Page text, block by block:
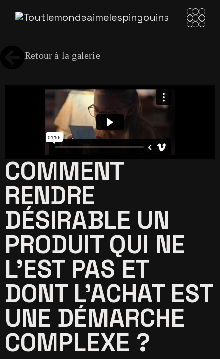
Retour à la galerie
COMMENT
RENDRE
DÉSIRABLE UN
PRODUIT QUI NE
L'EST PAS ET
DONT L'ACHAT EST
UNE DÉMARCHE
COMPLEXE ?